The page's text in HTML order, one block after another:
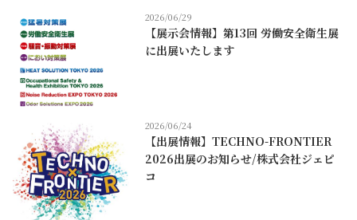
2026/06/29
【展示会情報】第13回 労働安全衛生展
に出展いたします
2026/06/24
【出展情報】TECHNO-FRONTIER
2026出展のお知らせ/株式会社ジェピ
コ